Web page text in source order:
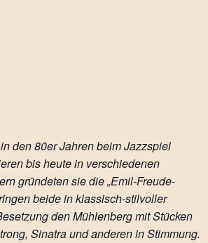
den 80er Jahren beim Jazzspiel
bis heute in verschiedenen
gründeten sie die „Emil-Freude-
beide in klassisch-stilvoller
den Mühlenberg mit Stücken
Sinatra und anderen in Stimmung.